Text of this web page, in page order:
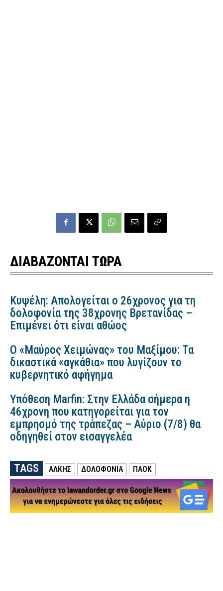
ΔΙΑΒΑΖΟΝΤΑΙ ΤΩΡΑ
Κυψέλη: Απολογείται ο 26χρονος για τη
δολοφονία της 38χρονης Βρετανίδας –
Επιμένει ότι είναι αθώος
Ο «Μαύρος Χειμώνας» του Μαξίμου: Τα
δικαστικά «αγκάθια» που λυγίζουν το
κυβερνητικό αφήγημα
Υπόθεση Marfin: Στην Ελλάδα σήμερα η
46χρονη που κατηγορείται για τον
εμπρησμό της τράπεζας – Αύριο (7/8) θα
οδηγηθεί στον εισαγγελέα
TAGS ΑΛΚΗΣ ΔΟΛΟΦΟΝΙΑ ΠΑΟΚ